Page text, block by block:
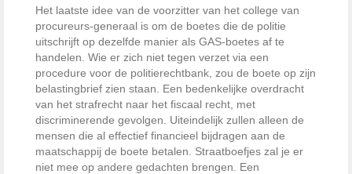
Het laatste idee van de voorzitter van het college van
procureurs-generaal is om de boetes die de politie
uitschrijft op dezelfde manier als GAS-boetes af te
handelen. Wie er zich niet tegen verzet via een
procedure voor de politierechtbank, zou de boete op zijn
belastingbrief zien staan. Een bedenkelijke overdracht
van het strafrecht naar het fiscaal recht, met
discriminerende gevolgen. Uiteindelijk zullen alleen de
mensen die al effectief financieel bijdragen aan de
maatschappij de boete betalen. Straatboefjes zal je er
niet mee op andere gedachten brengen. Een